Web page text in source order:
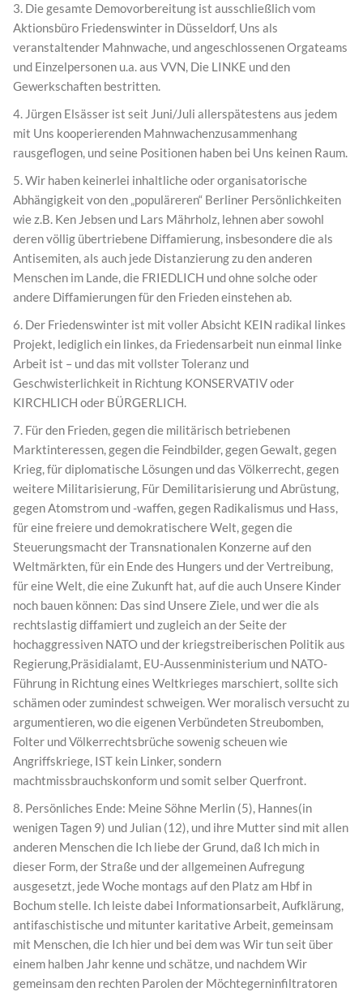
3. Die gesamte Demovorbereitung ist ausschließlich vom
Aktionsbüro Friedenswinter in Düsseldorf, Uns als
veranstaltender Mahnwache, und angeschlossenen Orgateams
und Einzelpersonen u.a. aus VVN, Die LINKE und den
Gewerkschaften bestritten.
4. Jürgen Elsässer ist seit Juni/Juli allerspätestens aus jedem
mit Uns kooperierenden Mahnwachenzusammenhang
rausgeflogen, und seine Positionen haben bei Uns keinen Raum.
5. Wir haben keinerlei inhaltliche oder organisatorische
Abhängigkeit von den „populäreren“ Berliner Persönlichkeiten
wie z.B. Ken Jebsen und Lars Mährholz, lehnen aber sowohl
deren völlig übertriebene Diffamierung, insbesondere die als
Antisemiten, als auch jede Distanzierung zu den anderen
Menschen im Lande, die FRIEDLICH und ohne solche oder
andere Diffamierungen für den Frieden einstehen ab.
6. Der Friedenswinter ist mit voller Absicht KEIN radikal linkes
Projekt, lediglich ein linkes, da Friedensarbeit nun einmal linke
Arbeit ist – und das mit vollster Toleranz und
Geschwisterlichkeit in Richtung KONSERVATIV oder
KIRCHLICH oder BÜRGERLICH.
7. Für den Frieden, gegen die militärisch betriebenen
Marktinteressen, gegen die Feindbilder, gegen Gewalt, gegen
Krieg, für diplomatische Lösungen und das Völkerrecht, gegen
weitere Militarisierung, Für Demilitarisierung und Abrüstung,
gegen Atomstrom und -waffen, gegen Radikalismus und Hass,
für eine freiere und demokratischere Welt, gegen die
Steuerungsmacht der Transnationalen Konzerne auf den
Weltmärkten, für ein Ende des Hungers und der Vertreibung,
für eine Welt, die eine Zukunft hat, auf die auch Unsere Kinder
noch bauen können: Das sind Unsere Ziele, und wer die als
rechtslastig diffamiert und zugleich an der Seite der
hochaggressiven NATO und der kriegstreiberischen Politik aus
Regierung,Präsidialamt, EU-Aussenministerium und NATO-
Führung in Richtung eines Weltkrieges marschiert, sollte sich
schämen oder zumindest schweigen. Wer moralisch versucht zu
argumentieren, wo die eigenen Verbündeten Streubomben,
Folter und Völkerrechtsbrüche sowenig scheuen wie
Angriffskriege, IST kein Linker, sondern
machtmissbrauchskonform und somit selber Querfront.
8. Persönliches Ende: Meine Söhne Merlin (5), Hannes(in
wenigen Tagen 9) und Julian (12), und ihre Mutter sind mit allen
anderen Menschen die Ich liebe der Grund, daß Ich mich in
dieser Form, der Straße und der allgemeinen Aufregung
ausgesetzt, jede Woche montags auf den Platz am Hbf in
Bochum stelle. Ich leiste dabei Informationsarbeit, Aufklärung,
antifaschistische und mitunter karitative Arbeit, gemeinsam
mit Menschen, die Ich hier und bei dem was Wir tun seit über
einem halben Jahr kenne und schätze, und nachdem Wir
gemeinsam den rechten Parolen der Möchtegerninfiltratoren